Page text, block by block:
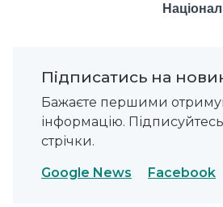
Підписатись на
Бажаєте першими
інформацію.
стрічки.
Google News Facebook